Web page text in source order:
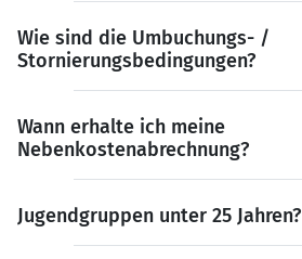
Wie sind die Umbuchungs- /
Stornierungsbedingungen?
Wann erhalte ich meine
Nebenkostenabrechnung?
Jugendgruppen unter 25 Jahren?